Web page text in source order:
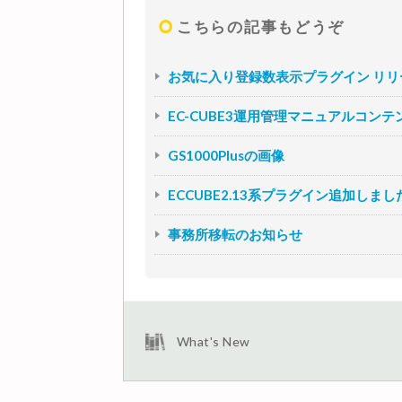
こちらの記事もどうぞ
お気に入り登録数表示プラグイン リリ
EC-CUBE3運用管理マニュアルコンテ
GS1000Plusの画像
ECCUBE2.13系プラグイン追加しまし
事務所移転のお知らせ
What's New